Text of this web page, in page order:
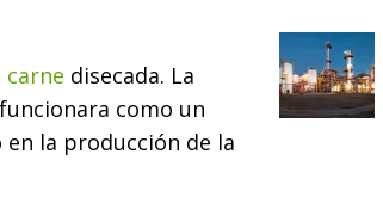
carne disecada. La
como un
en la producción de la